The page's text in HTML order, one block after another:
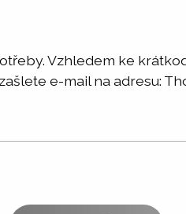
Vzhledem ke
e-mail na adresu: